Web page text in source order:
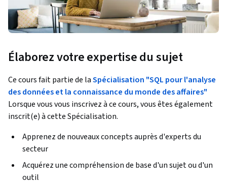
Élaborez votre expertise du sujet
Ce cours fait partie de laSpécialisation "SQL pour l'analyse
des données et la connaissance du monde des affaires"
Lorsque vous vous inscrivez à ce cours, vous êtes également
inscrit(e) à cette Spécialisation.
Apprenez de nouveaux concepts auprès d'experts du
secteur
Acquérez une compréhension de base d'un sujet ou d'un
outil